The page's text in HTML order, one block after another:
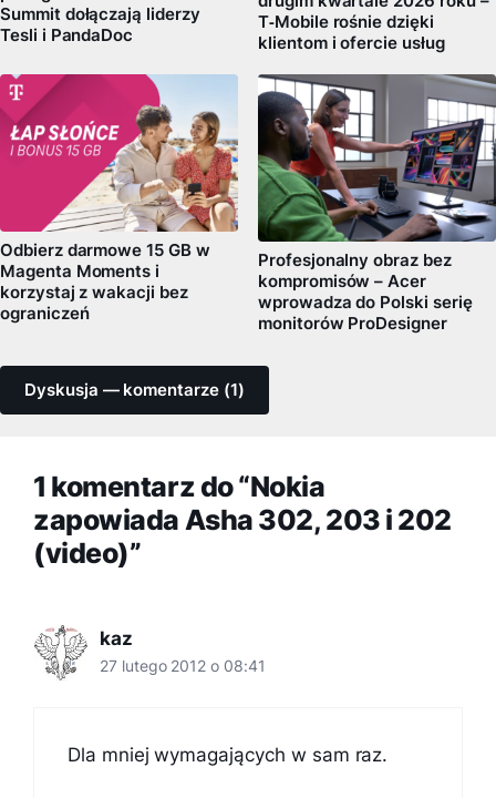
Summit dołączają liderzy
Tesli i PandaDoc
T‑Mobile rośnie dzięki
klientom i ofercie usług
Odbierz darmowe 15 GB w
Magenta Moments i
korzystaj z wakacji bez
ograniczeń
Profesjonalny obraz bez
kompromisów – Acer
wprowadza do Polski serię
monitorów ProDesigner
Dyskusja — komentarze (1)
1 komentarz do “Nokia
zapowiada Asha 302, 203 i 202
(video)”
kaz
27 lutego 2012 o 08:41
Dla mniej wymagających w sam raz.